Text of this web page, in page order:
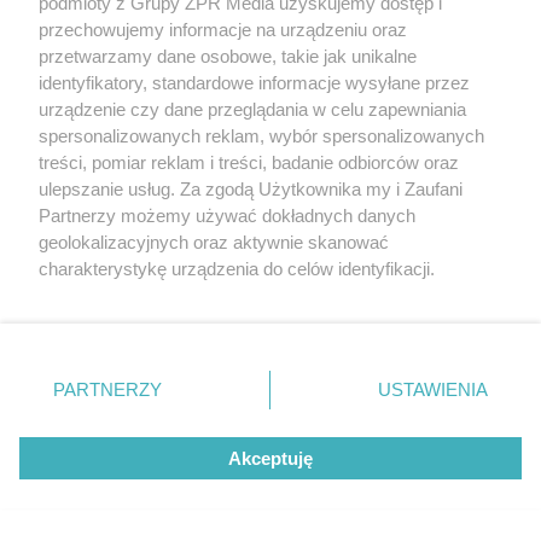
#NATOSecretary General
@jensstoltenbergwill chair a meeting of
the North Atlantic Council to discuss
yesterday’s explosion in Eastern#Poland,
close to the border with Ukraine. The
Secretary General will brief the media
@NATOHQ after the meeting.
ℹ️:https://t.co/rm8jHJ1bDT
pic.twitter.com/LRYRcxKw6P
przechowujemy informacje na urządzeniu oraz
przetwarzamy dane osobowe, takie jak unikalne
identyfikatory, standardowe informacje wysyłane przez
urządzenie czy dane przeglądania w celu zapewniania
spersonalizowanych reklam, wybór spersonalizowanych
treści, pomiar reklam i treści, badanie odbiorców oraz
ulepszanie usług. Za zgodą Użytkownika my i Zaufani
Partnerzy możemy używać dokładnych danych
geolokalizacyjnych oraz aktywnie skanować
charakterystykę urządzenia do celów identyfikacji.
zmienić/wycofać klikając przycisk ustawień prywatności
znajdujący się w lewym dolnym rogu strony
rodzaje przetwarzania danych nie wymagają zgody
użytkownika, ale masz prawo sprzeciwić się takiemu
przetwarzaniu. Preferencje będą miały zastosowanie tylko
PARTNERZY USTAWIENIA
Akceptuję